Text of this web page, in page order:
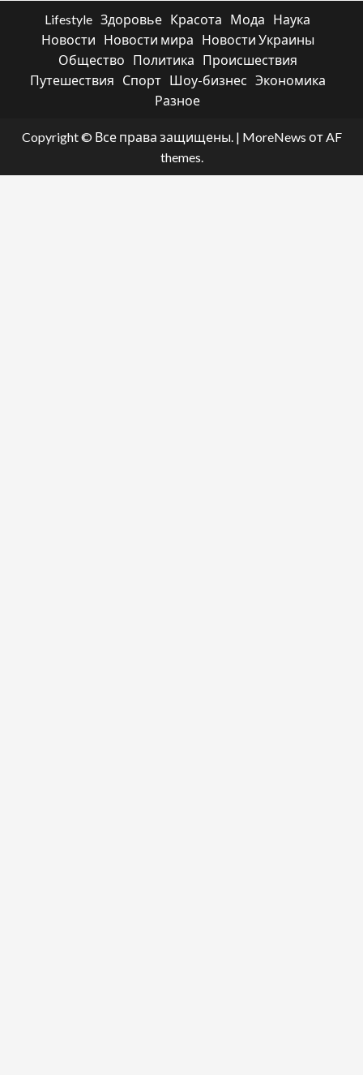
Lifestyle Здоровье Красота Мода
Наука
Новости
Новости мира
Новости Украины
Общество
Политика
Происшествия
Путешествия
Спорт Шоу-бизнес Экономика
Разное
Copyright © Все права защищены. | MoreNews от AF
themes.